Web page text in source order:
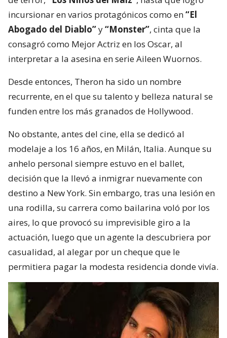
incursionar en varios protagónicos como en“El
Abogado del Diablo”y“Monster”, cinta que la
consagró como Mejor Actriz en los Oscar, al
interpretar a la asesina en serie Aileen Wuornos.
Desde entonces, Theron ha sido un nombre
recurrente, en el que su talento y belleza natural se
funden entre los más granados de Hollywood.
No obstante, antes del cine, ella se dedicó al
modelaje a los 16 años, en Milán, Italia. Aunque su
anhelo personal siempre estuvo en el ballet,
decisión que la llevó a inmigrar nuevamente con
destino a New York. Sin embargo, tras una lesión en
una rodilla, su carrera como bailarina voló por los
aires, lo que provocó su imprevisible giro a la
actuación, luego que un agente la descubriera por
casualidad, al alegar por un cheque que le
permitiera pagar la modesta residencia donde vivía.